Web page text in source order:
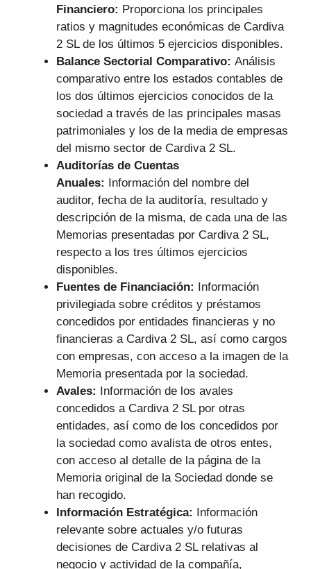
Financiero: Proporciona los principales
ratios y magnitudes económicas de Cardiva
2 SL de los últimos 5 ejercicios disponibles.
Balance Sectorial Comparativo: Análisis
comparativo entre los estados contables de
los dos últimos ejercicios conocidos de la
sociedad a través de las principales masas
patrimoniales y los de la media de empresas
del mismo sector de Cardiva 2 SL.
Auditorías de Cuentas
Anuales: Información del nombre del
auditor, fecha de la auditoría, resultado y
descripción de la misma, de cada una de las
Memorias presentadas por Cardiva 2 SL,
respecto a los tres últimos ejercicios
disponibles.
Fuentes de Financiación: Información
privilegiada sobre créditos y préstamos
concedidos por entidades financieras y no
financieras a Cardiva 2 SL, así como cargos
con empresas, con acceso a la imagen de la
Memoria presentada por la sociedad.
Avales: Información de los avales
concedidos a Cardiva 2 SL por otras
entidades, así como de los concedidos por
la sociedad como avalista de otros entes,
con acceso al detalle de la página de la
Memoria original de la Sociedad donde se
han recogido.
Información Estratégica: Información
relevante sobre actuales y/o futuras
decisiones de Cardiva 2 SL relativas al
negocio y actividad de la compañía,